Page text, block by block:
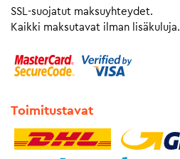
SSL-suojatut maksuyhteydet.
Kaikki maksutavat ilman lisäkuluja.
Toimitustavat